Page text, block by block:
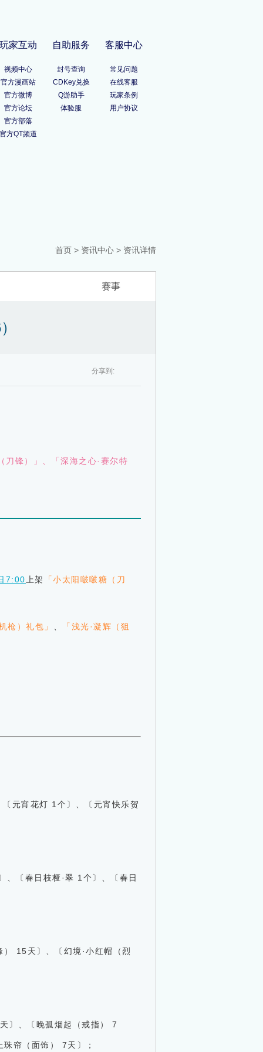
玩家互动
视频中心
官方漫画站
官方微博
官方论坛
官方部落
官方QT频道
自助服务
封号查询
CDKey兑换
Q游助手
体验服
客服中心
常见问题
在线客服
玩家条例
用户协议
首页 > 资讯中心 > 资讯详情
赛事
分享到:
讯
刀锋）」 「深海之心·赛尔特
7:00 上架 「小太阳啵啵糖（刀
枪）礼包」 「浅光·凝辉（狙
元宵花灯 1个 〕、〔元宵快乐贺
、〔 春日枝桠·翠 1个 〕、〔 春日
） 15天〕、〔 幻境·小红帽（烈
〕、〔 晚孤烟起（戒指） 7
珠帘（面饰） 7天 〕 ；